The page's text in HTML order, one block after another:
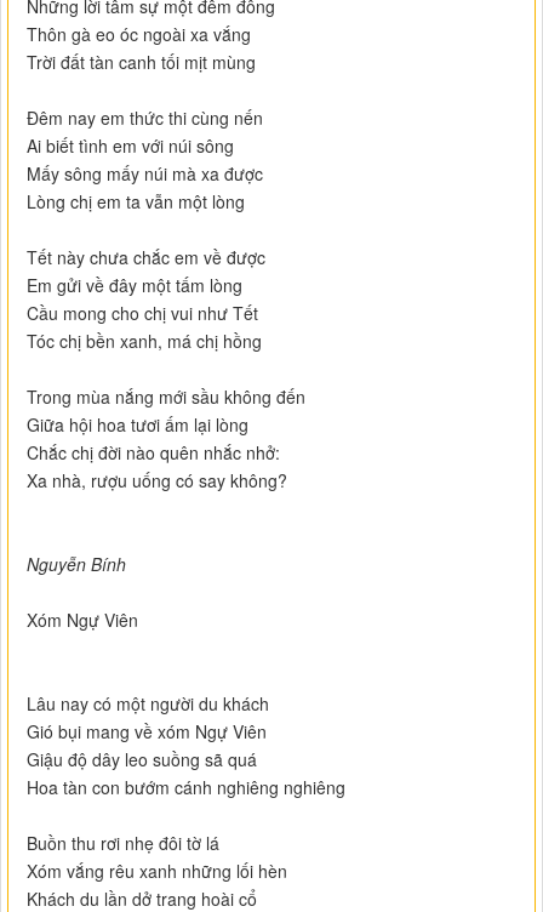
Những lời tâm sự một đêm đông
Thôn gà eo óc ngoài xa vắng
Trời đất tàn canh tối mịt mùng
Đêm nay em thức thi cùng nến
Ai biết tình em với núi sông
Mấy sông mấy núi mà xa được
Lòng chị em ta vẫn một lòng
Tết này chưa chắc em về được
Em gửi về đây một tấm lòng
Cầu mong cho chị vui như Tết
Tóc chị bền xanh, má chị hồng
Trong mùa nắng mới sầu không đến
Giữa hội hoa tươi ấm lại lòng
Chắc chị đời nào quên nhắc nhở:
Xa nhà, rượu uống có say không?
Nguyễn Bính
Xóm Ngự Viên
Lâu nay có một người du khách
Gió bụi mang về xóm Ngự Viên
Giậu độ dây leo suồng sã quá
Hoa tàn con bướm cánh nghiêng nghiêng
Buồn thu rơi nhẹ đôi tờ lá
Xóm vắng rêu xanh những lối hèn
Khách du lần dở trang hoài cổ